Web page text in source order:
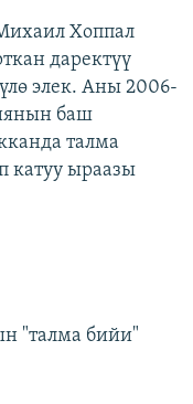
Хоппал
даректүү
элек. Аны 2006-
баш
талма
катуу ыраазы
"талма бийи"